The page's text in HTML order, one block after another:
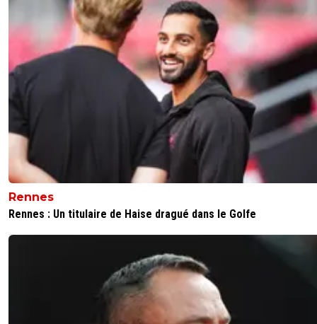
Rennes
Rennes : Un titulaire de Haise dragué dans le Golfe